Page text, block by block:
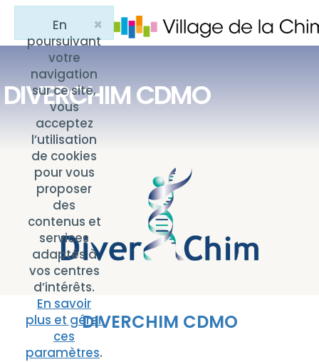
×
Close
En
poursuivant
votre
navigation
sur ce site,
vous
acceptez
l’utilisation
de cookies
pour vous
proposer
des
contenus et
services
adaptés à
vos centres
d’intérêts.
En savoir
plus et gérer
ces
paramètres.
DIVERCHIM CDMO
DIVERCHIM CDMO